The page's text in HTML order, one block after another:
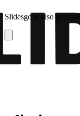
Slidesgo is also